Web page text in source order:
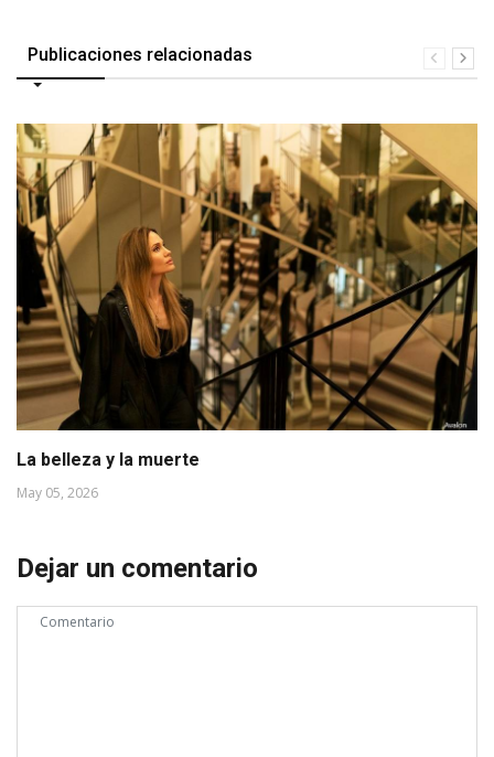
Publicaciones relacionadas
La belleza y la muerte
May 05, 2026
Dejar un comentario